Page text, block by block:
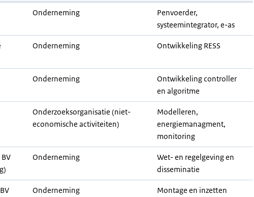
Onderneming
Penvoerder,
systeemintegrator, e-as
Onderneming Ontwikkeling RESS
Onderneming
Ontwikkeling controller
en algoritme
Onderzoeksorganisatie (niet-
economische activiteiten)
Modelleren,
energiemanagment,
monitoring
Onderneming
Wet- en regelgeving en
disseminatie
Onderneming
Montage en inzetten